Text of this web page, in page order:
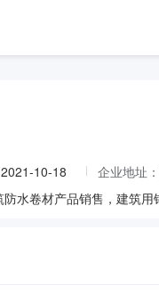
2021-10-18 企业地址：